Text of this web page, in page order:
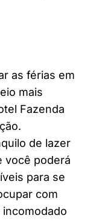
as férias em
mais
Fazenda
de lazer
você poderá
para se
com